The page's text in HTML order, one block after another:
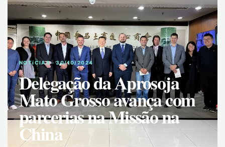
NOTíCIAS · 30/10/2024
Delegação da Aprosoja
Mato Grosso avança com
parcerias na Missão na
China